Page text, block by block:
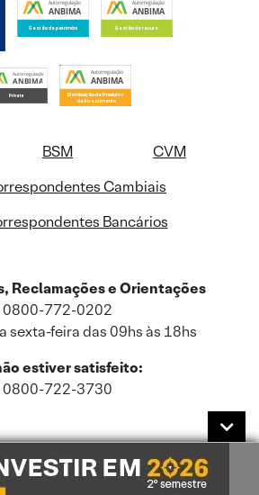
BSM
CVM
Cambiais
Bancários
Reclamações e Orientações
0800-772-0202
sexta-feira das 09hs às 18hs
estiver satisfeito:
0800-722-3730
pessoais de acordo com a nossaPolítica de
a nossaPolítica de Privacidade.